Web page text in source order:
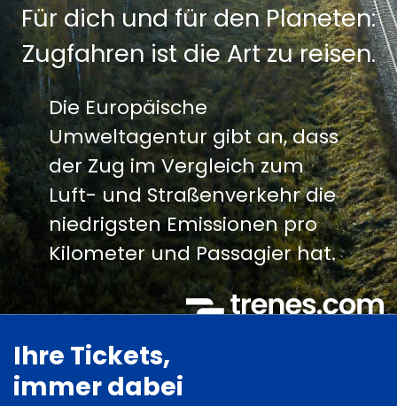
Für dich und für den Planeten:
Zugfahren ist die Art zu reisen.
Die Europäische
Umweltagentur gibt an, dass
der Zug im Vergleich zum
Luft- und Straßenverkehr die
niedrigsten Emissionen pro
Kilometer und Passagier hat.
Ihre Tickets,
immer dabei